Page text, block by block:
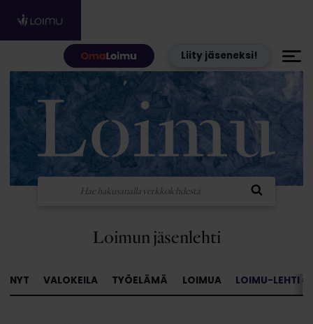
Liity jäseneksi!
Loimun jäsenlehti
NYT VALOKEILA TYÖELÄMÄ LOIMUA LOIMU-LEHTI »